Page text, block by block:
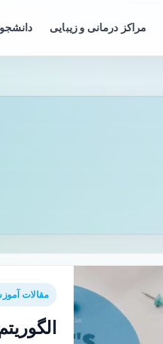
مراکز درمانی و زیبایی
مقالات